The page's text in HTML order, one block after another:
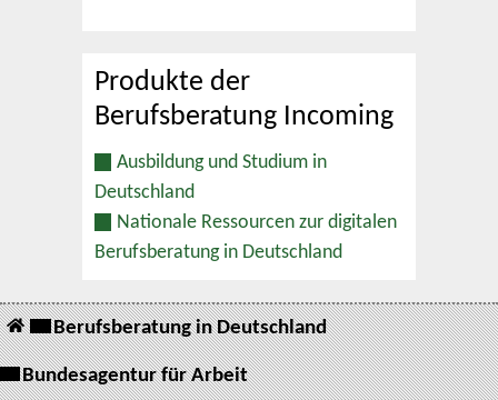
Produkte der
Berufsberatung Incoming
Ausbildung und Studium in
Deutschland
Nationale Ressourcen zur digitalen
Berufsberatung in Deutschland
Berufsberatung in Deutschland
Bundesagentur für Arbeit